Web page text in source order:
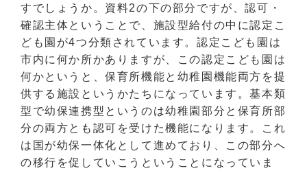
すでしょうか。資料2の下の部分ですが、認可・
確認主体ということで、施設型給付の中に認定こ
ども園が4つ分類されています。認定こども園は
市内に何か所かありますが、この認定こども園は
何かというと、保育所機能と幼稚園機能両方を提
供する施設というかたちになっています。基本類
型で幼保連携型というのは幼稚園部分と保育所部
分の両方とも認可を受けた機能になります。これ
は国が幼保一体化として進めており、この部分へ
の移行を促していこうということになっていま